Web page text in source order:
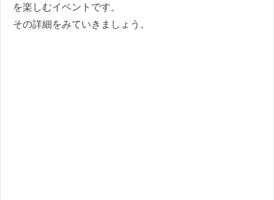
を楽しむイベントです。
その詳細をみていきましょう。